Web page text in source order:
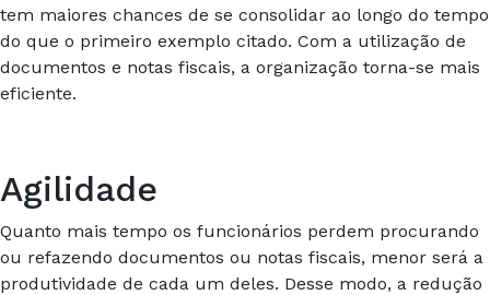
tem maiores chances de se consolidar ao longo do tempo
do que o primeiro exemplo citado. Com a utilização de
documentos e notas fiscais, a organização torna-se mais
eficiente.
Agilidade
Quanto mais tempo os funcionários perdem procurando
ou refazendo documentos ou notas fiscais, menor será a
produtividade de cada um deles. Desse modo, a redução